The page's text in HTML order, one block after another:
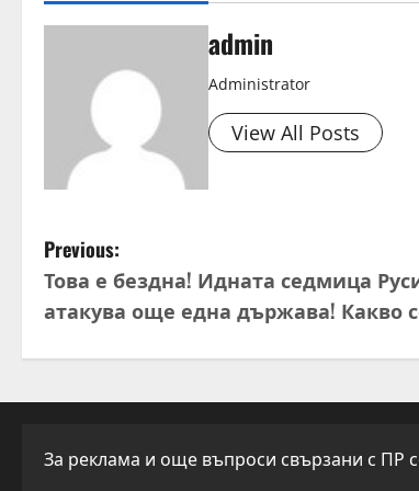
admin
Administrator
View All Posts
P
o
s
t
n
Previous:
Това е бездна! Идната седмица
атакува още една държава! Какво
За реклама и още въпроси свързани с ПР